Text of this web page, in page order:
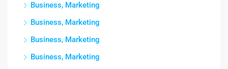
Business, Marketing
Business, Marketing
Business, Marketing
Business, Marketing